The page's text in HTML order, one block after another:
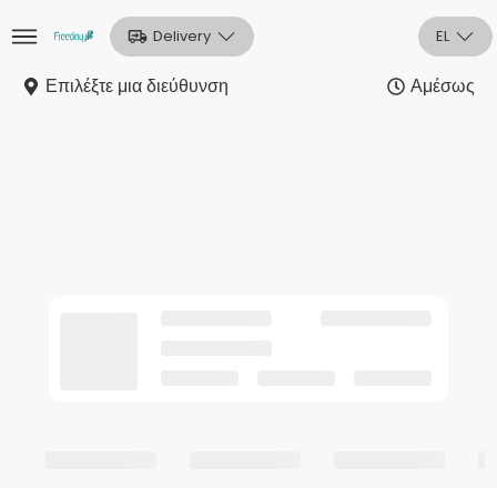
Αρχική
Delivery EL
Επιλέξτε μια διεύθυνση Αμέσως